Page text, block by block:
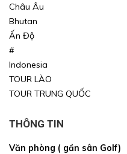
Châu Âu
Bhutan
Ấn Độ
#
Indonesia
TOUR LÀO
TOUR TRUNG QUỐC
THÔNG TIN
Văn phòng ( gần sân Golf)